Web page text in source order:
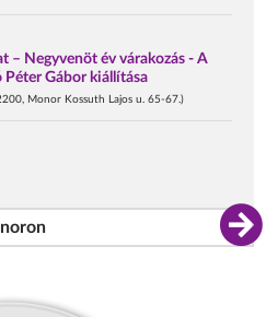
– Negyvenöt év várakozás - A
Péter Gábor kiállítása
Monor Kossuth Lajos u. 65-67.)